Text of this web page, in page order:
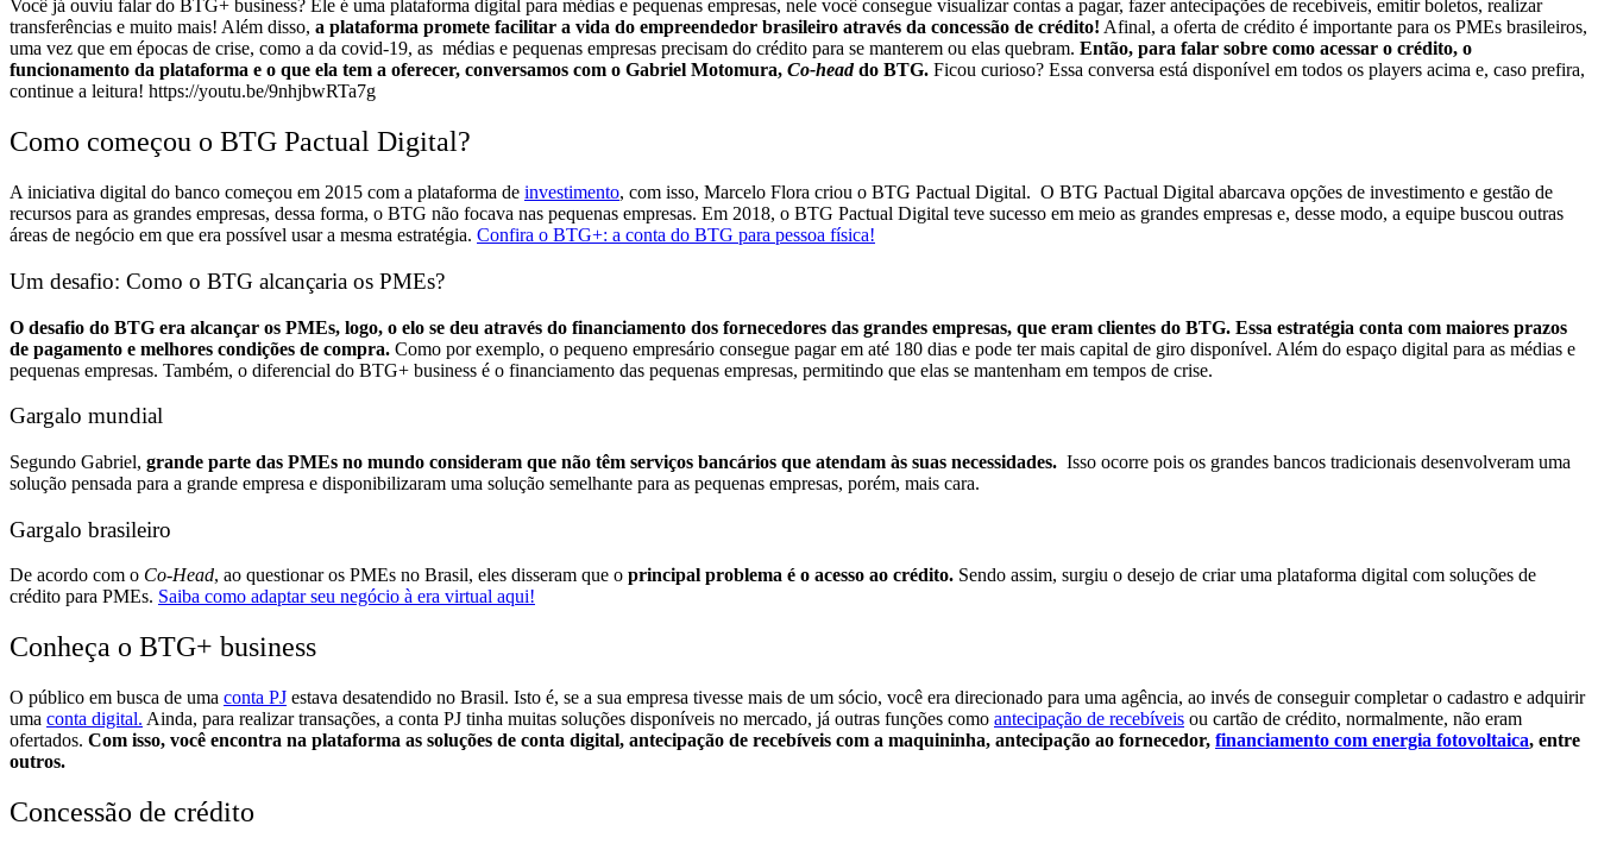
Você já ouviu falar do BTG+ business? Ele é uma plataforma digital para médias e pequenas empresas, nele você consegue visualizar contas a pagar, fazer antecipações de recebíveis, emitir boletos, realizar
transferências e muito mais! Além disso, a plataforma promete facilitar a vida do empreendedor brasileiro através da concessão de crédito! Afinal, a oferta de crédito é importante para os PMEs brasileiros,
uma vez que em épocas de crise, como a da covid-19, as médias e pequenas empresas precisam do crédito para se manterem ou elas quebram. Então, para falar sobre como acessar o crédito, o
funcionamento da plataforma e o que ela tem a oferecer, conversamos com o Gabriel Motomura, Co-headdo BTG. Ficou curioso? Essa conversa está disponível em todos os players acima e, caso prefira,
continue a leitura! https://youtu.be/9nhjbwRTa7g
Como começou o BTG Pactual Digital?
A iniciativa digital do banco começou em 2015 com a plataforma de investimento, com isso, Marcelo Flora criou o BTG Pactual Digital. O BTG Pactual Digital abarcava opções de investimento e gestão de
recursos para as grandes empresas, dessa forma, o BTG não focava nas pequenas empresas. Em 2018, o BTG Pactual Digital teve sucesso em meio as grandes empresas e, desse modo, a equipe buscou outras
áreas de negócio em que era possível usar a mesma estratégia. Confira o BTG+: a conta do BTG para pessoa física!
Um desafio: Como o BTG alcançaria os PMEs?
O desafio do BTG era alcançar os PMEs, logo, o elo se deu através do financiamento dos fornecedores das grandes empresas, que eram clientes do BTG. Essa estratégia conta com maiores prazos
de pagamento e melhores condições de compra. Como por exemplo, o pequeno empresário consegue pagar em até 180 dias e pode ter mais capital de giro disponível. Além do espaço digital para as médias e
pequenas empresas. Também, o diferencial do BTG+ business é o financiamento das pequenas empresas, permitindo que elas se mantenham em tempos de crise.
Gargalo mundial
Segundo Gabriel, grande parte das PMEs no mundo consideram que não têm serviços bancários que atendam às suas necessidades. Isso ocorre pois os grandes bancos tradicionais desenvolveram uma
solução pensada para a grande empresa e disponibilizaram uma solução semelhante para as pequenas empresas, porém, mais cara.
Gargalo brasileiro
De acordo com o Co-Head, ao questionar os PMEs no Brasil, eles disseram que o principal problema é o acesso ao crédito. Sendo assim, surgiu o desejo de criar uma plataforma digital com soluções de
crédito para PMEs. Saiba como adaptar seu negócio à era virtual aqui!
Conheça o BTG+ business
O público em busca de uma conta PJ estava desatendido no Brasil. Isto é, se a sua empresa tivesse mais de um sócio, você era direcionado para uma agência, ao invés de conseguir completar o cadastro e adquirir
uma conta digital. Ainda, para realizar transações, a conta PJ tinha muitas soluções disponíveis no mercado, já outras funções como antecipação de recebíveis ou cartão de crédito, normalmente, não eram
ofertados. Com isso, você encontra na plataforma as soluções de conta digital, antecipação de recebíveis com a maquininha, antecipação ao fornecedor, financiamento com energia fotovoltaica, entre
outros.
Concessão de crédito